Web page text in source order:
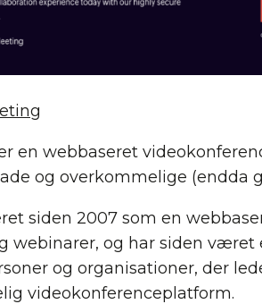
en webbaseret
og overkommelige (endda
siden 2007 som en
webinarer, og har siden været
og organisationer, der
videokonferenceplatform.